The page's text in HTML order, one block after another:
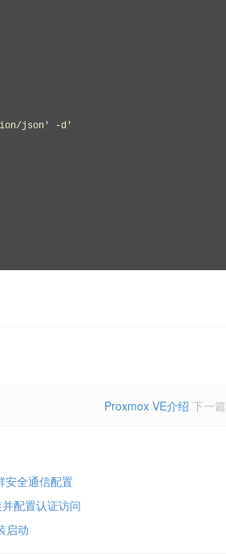
json' -d'
Proxmox VE介绍 下一篇
安全通信配置
配置认证访问
启动